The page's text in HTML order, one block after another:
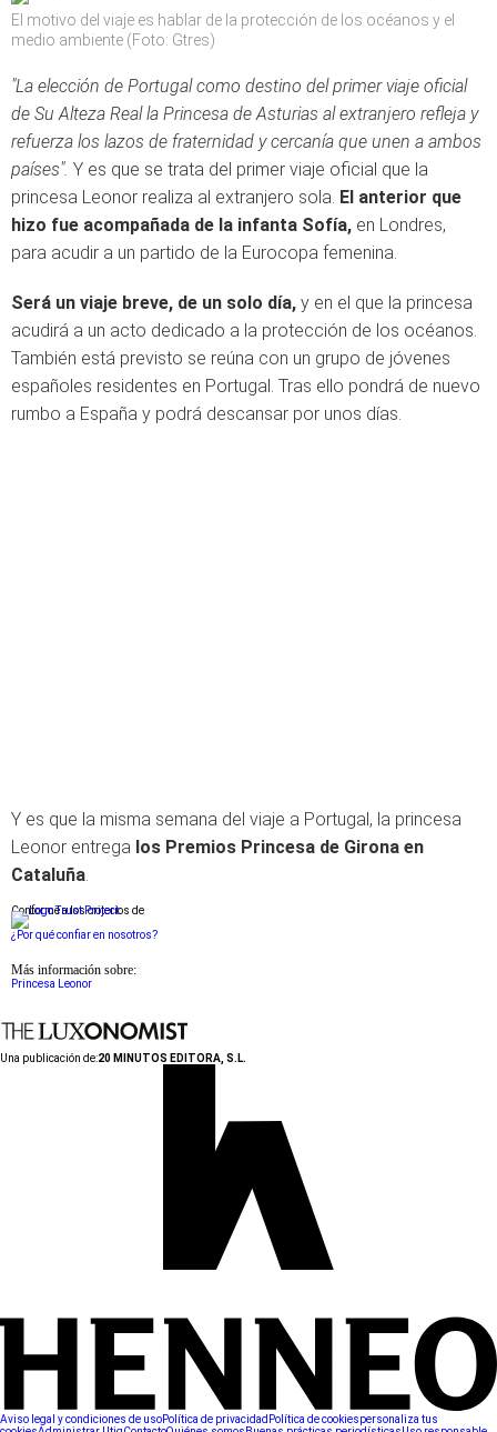
El motivo del viaje es hablar de la protección de los océanos y el
medio ambiente (Foto: Gtres)
"La elección de Portugal como destino del primer viaje oficial
de Su Alteza Real la Princesa de Asturias al extranjero refleja y
refuerza los lazos de fraternidad y cercanía que unen a ambos
países". Y es que se trata del primer viaje oficial que la
princesa Leonor realiza al extranjero sola. El anterior que
hizo fue acompañada de la infanta Sofía, en Londres,
para acudir a un partido de la Eurocopa femenina.
Será un viaje breve, de un solo día, y en el que la princesa
acudirá a un acto dedicado a la protección de los océanos.
También está previsto se reúna con un grupo de jóvenes
españoles residentes en Portugal. Tras ello pondrá de nuevo
rumbo a España y podrá descansar por unos días.
Y es que la misma semana del viaje a Portugal, la princesa
Leonor entrega los Premios Princesa de Girona en
Cataluña.
Conforme a los criterios de
¿Por qué confiar en nosotros?
Más información sobre:
Princesa Leonor
Una publicación de:20 MINUTOS EDITORA, S.L.
Aviso legal y condiciones de usoPolítica de privacidad Política de cookiespersonaliza tus